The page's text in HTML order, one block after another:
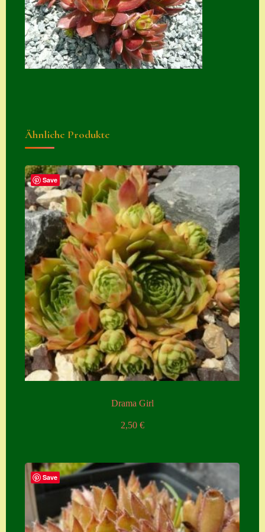
Suche
Sue Thomas
Translator
Widerrufsbelehru
ng
Zahlung
Zahlungs- &
Versandinfos
Zubehör
Zubehör
Ähnliche Produkte
Save
Drama Girl
2,50 €
Save